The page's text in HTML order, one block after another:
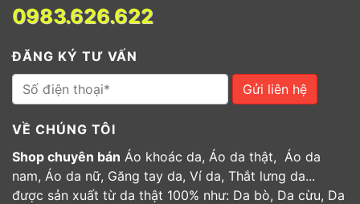
0983.626.622
ĐĂNG KÝ TƯ VẤN
Gửi liên hệ
VỀ CHÚNG TÔI
Shop chuyên bán Áo khoác da, Áo da thật, Áo da
nam, Áo da nữ, Găng tay da, Ví da, Thắt lưng da...
được sản xuất từ da thật 100% như: Da bò, Da cừu, Da